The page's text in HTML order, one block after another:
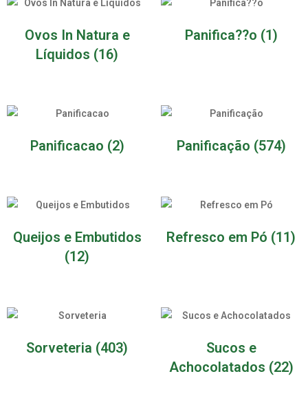
Ovos In Natura e
Líquidos (16)
Panifica??o (1)
Panificacao (2) Panificação (574)
Queijos e Embutidos
(12)
Refresco em Pó (11)
Sorveteria (403)
Sucos e
Achocolatados (22)